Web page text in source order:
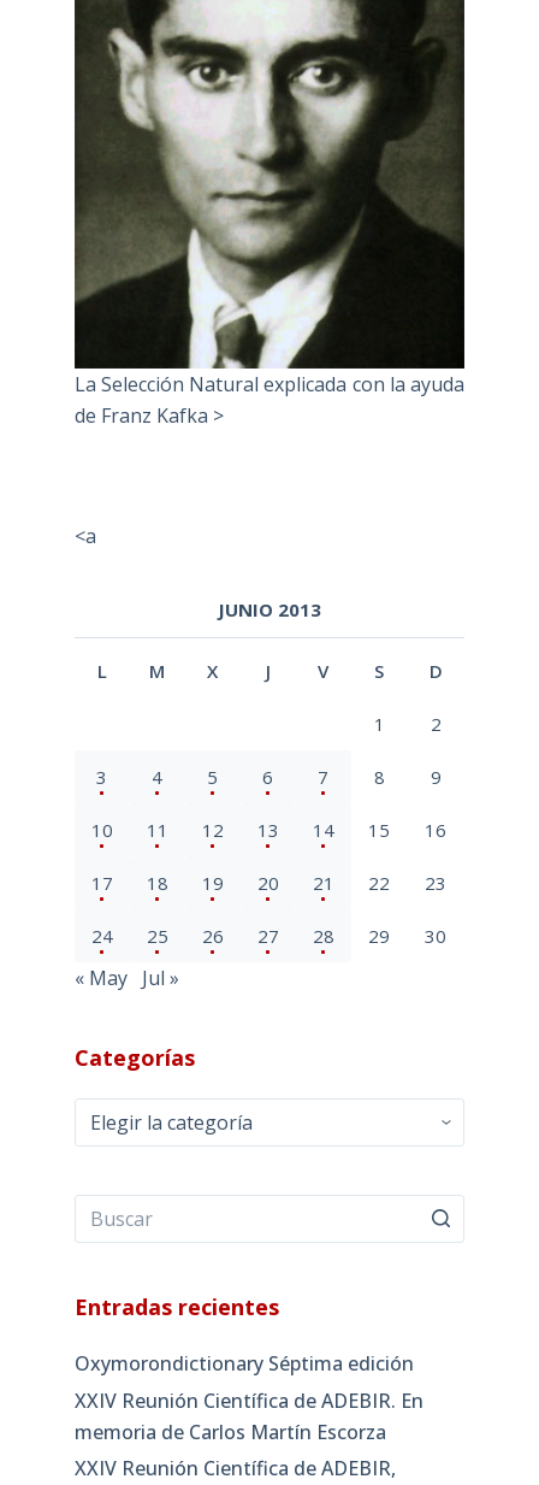
La Selección Natural explicada con la ayuda
de Franz Kafka >
<a
JUNIO 2013
L M X J V S D
1 2
3 4 5 6 7 8 9
10 11 12 13 14 15 16
17 18 19 20 21 22 23
24 25 26 27 28 29 30
« May Jul »
Categorías
Categorías
Entradas recientes
Oxymorondictionary Séptima edición
XXIV Reunión Científica de ADEBIR. En
memoria de Carlos Martín Escorza
XXIV Reunión Científica de ADEBIR,